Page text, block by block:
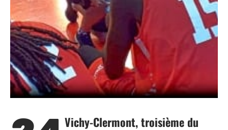
Vichy-Clermont, troisième du